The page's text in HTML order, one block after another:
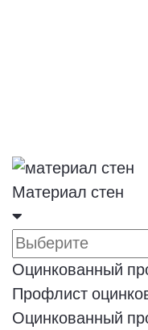
Материал стен
Оцинкованный
Профлист
Оцинкованный